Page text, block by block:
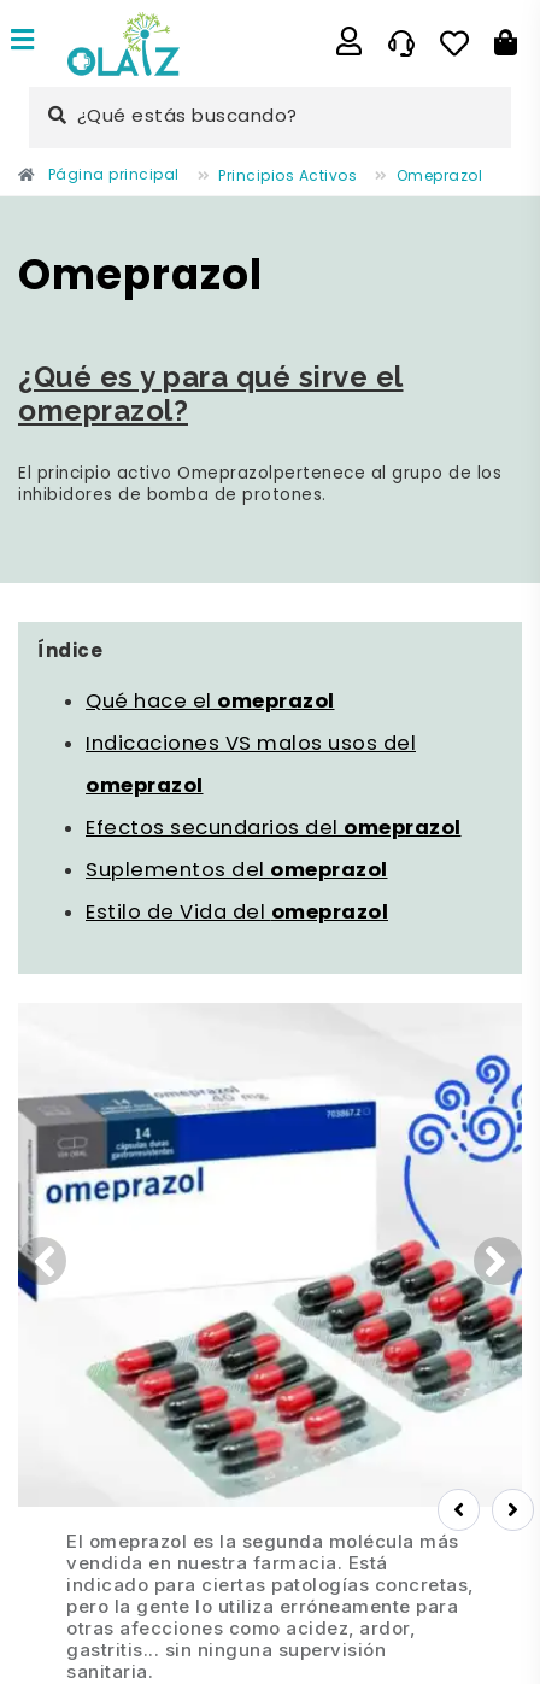
¿Qué estás buscando?
Página principal Principios Activos Omeprazol
Omeprazol
¿Qué es y para qué sirve el
omeprazol?
El principio activo Omeprazolpertenece al grupo de los
inhibidores de bomba de protones.
Índice
Qué hace elomeprazol
Indicaciones VS malos usos del
omeprazol
Efectos secundarios delomeprazol
Suplementos delomeprazol
Estilo de Vida delomeprazol
Prev
El omeprazol es la segunda molécula más
vendida en nuestra farmacia. Está
indicado para ciertas patologías concretas,
pero la gente lo utiliza erróneamente para
otras afecciones como acidez, ardor,
gastritis... sin ninguna supervisión
sanitaria.
Next